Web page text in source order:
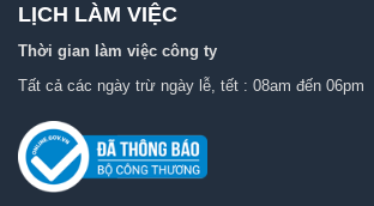
LỊCH LÀM VIỆC
Thời gian làm việc công ty
Tất cả các ngày trừ ngày lễ, tết : 08am đến 06pm